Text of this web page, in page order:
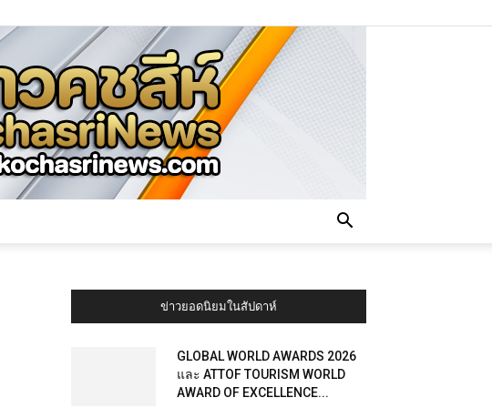
ข่าวยอดนิยมในสัปดาห์
GLOBAL WORLD AWARDS 2026
และ ATTOF TOURISM WORLD
AWARD OF EXCELLENCE...